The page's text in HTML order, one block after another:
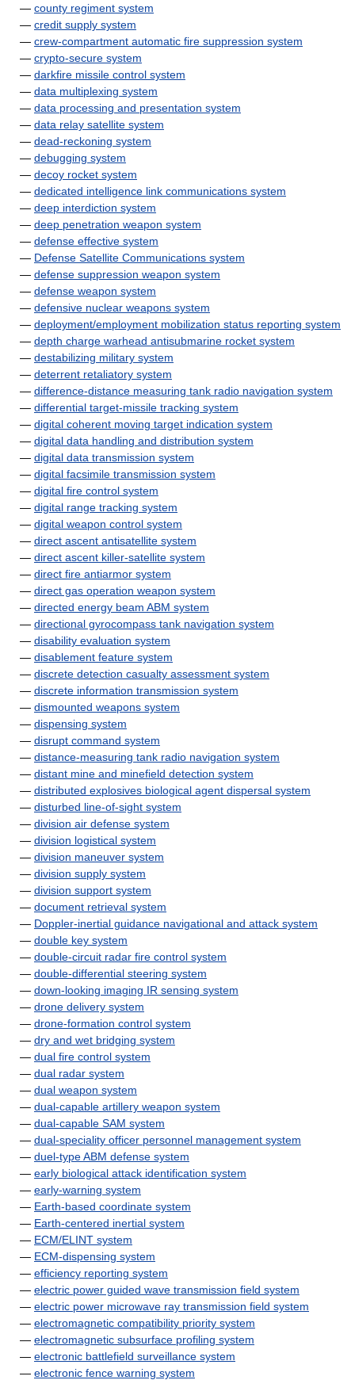
— county regiment system
— credit supply system
— crew-compartment automatic fire suppression system
— crypto-secure system
— darkfire missile control system
— data multiplexing system
— data processing and presentation system
— data relay satellite system
— dead-reckoning system
— debugging system
— decoy rocket system
— dedicated intelligence link communications system
— deep interdiction system
— deep penetration weapon system
— defense effective system
— Defense Satellite Communications system
— defense suppression weapon system
— defense weapon system
— defensive nuclear weapons system
— deployment/employment mobilization status reporting system
— depth charge warhead antisubmarine rocket system
— destabilizing military system
— deterrent retaliatory system
— difference-distance measuring tank radio navigation system
— differential target-missile tracking system
— digital coherent moving target indication system
— digital data handling and distribution system
— digital data transmission system
— digital facsimile transmission system
— digital fire control system
— digital range tracking system
— digital weapon control system
— direct ascent antisatellite system
— direct ascent killer-satellite system
— direct fire antiarmor system
— direct gas operation weapon system
— directed energy beam ABM system
— directional gyrocompass tank navigation system
— disability evaluation system
— disablement feature system
— discrete detection casualty assessment system
— discrete information transmission system
— dismounted weapons system
— dispensing system
— disrupt command system
— distance-measuring tank radio navigation system
— distant mine and minefield detection system
— distributed explosives biological agent dispersal system
— disturbed line-of-sight system
— division air defense system
— division logistical system
— division maneuver system
— division supply system
— division support system
— document retrieval system
— Doppler-inertial guidance navigational and attack system
— double key system
— double-circuit radar fire control system
— double-differential steering system
— down-looking imaging IR sensing system
— drone delivery system
— drone-formation control system
— dry and wet bridging system
— dual fire control system
— dual radar system
— dual weapon system
— dual-capable artillery weapon system
— dual-capable SAM system
— dual-speciality officer personnel management system
— duel-type ABM defense system
— early biological attack identification system
— early-warning system
— Earth-based coordinate system
— Earth-centered inertial system
— ECM/ELINT system
— ECM-dispensing system
— efficiency reporting system
— electric power guided wave transmission field system
— electric power microwave ray transmission field system
— electromagnetic compatibility priority system
— electromagnetic subsurface profiling system
— electronic battlefield surveillance system
— electronic fence warning system